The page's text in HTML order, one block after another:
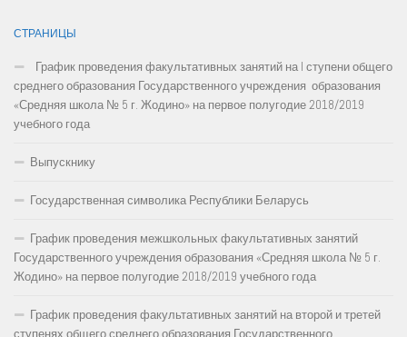
СТРАНИЦЫ
График проведения факультативных занятий на I ступени общего
среднего образования Государственного учреждения образования
«Средняя школа № 5 г. Жодино» на первое полугодие 2018/2019
учебного года
Выпускнику
Государственная символика Республики Беларусь
График проведения межшкольных факультативных занятий
Государственного учреждения образования «Средняя школа № 5 г.
Жодино» на первое полугодие 2018/2019 учебного года
График проведения факультативных занятий на второй и третей